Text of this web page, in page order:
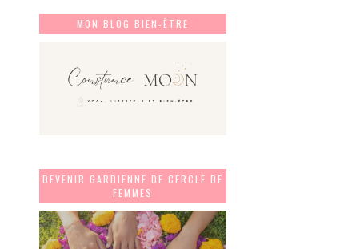
MON BLOG BIEN-ÊTRE
DEVENIR GARDIENNE DE CERCLE DE
FEMMES